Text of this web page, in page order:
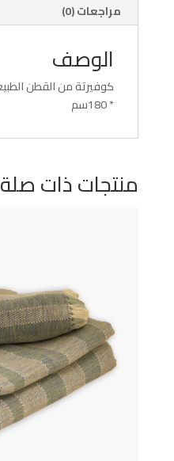
مراجعات (0)
الوصف
* 180سم
منتجات ذات صلة